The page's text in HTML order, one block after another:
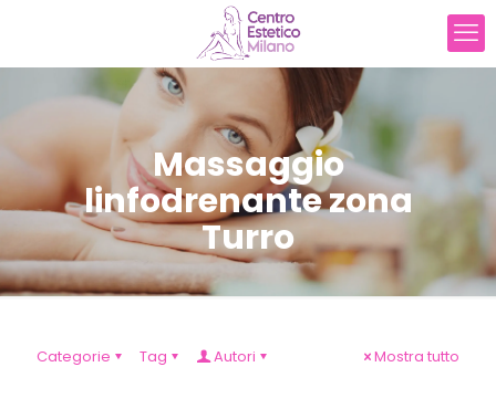
Massaggio
linfodrenante zona
Turro
Categorie Tag Autori Mostra tutto